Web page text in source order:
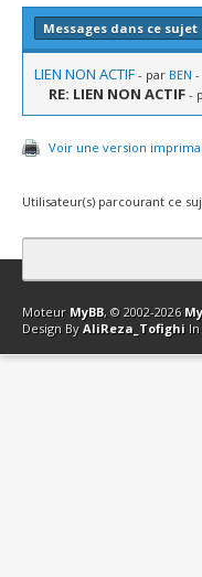
Messages dans ce sujet
LIEN NON ACTIF - par BEN -
RE: LIEN NON ACTIF -
Voir une version
Utilisateur(s) parcourant ce
Contact Club Affiliation
Moteur MyBB, © 2002-2026
Design By AliReza_Tofighi In